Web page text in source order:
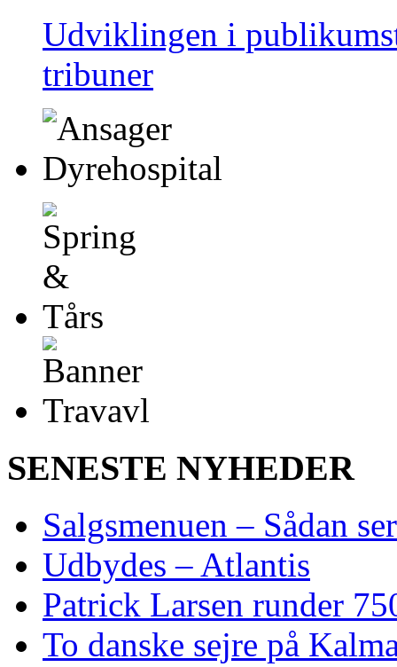
Udviklingen i
tribuner
SENESTE NYHEDER
Salgsmenuen – Sådan
Udbydes – Atlantis
Patrick Larsen runder
To danske sejre på